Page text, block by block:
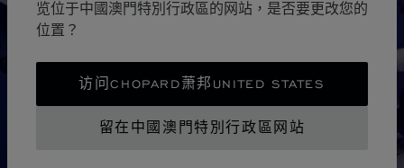
览位于中國澳門特別行政區的网站，是否要更改您的
位置？
访问CHOPARD萧邦UNITED STATES
留在中國澳門特別行政區网站